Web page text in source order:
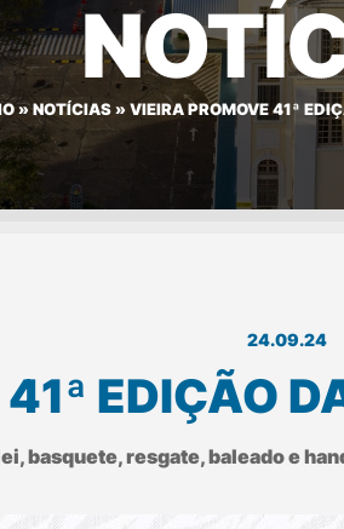
»NOTÍCIAS » VIEIRA PROMOVE 41ª
24.09.24
EDIÇÃO
basquete, resgate, baleado e